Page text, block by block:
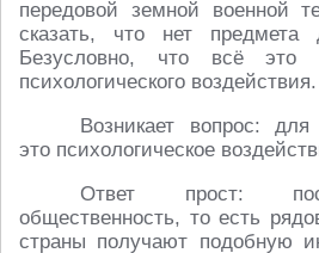
передовой земной военной
сказать, что нет предмета
Безусловно, что всё это
психологического воздействия.
Возникает вопрос: для
это психологическое
Ответ прост:
общественность, то есть
страны получают подобную